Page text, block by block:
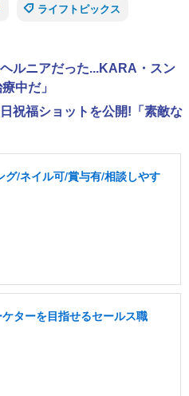
ライフトピックス
ルニアだった...KARA・スン
中だ」
祝福ショットを公開!「素敵な
/ネイル可/賞与有/相談しやす
ターを目指せるセールス職